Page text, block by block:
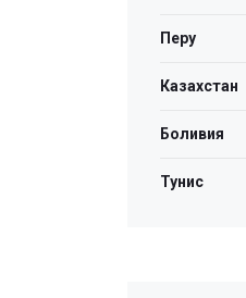
Перу
Казахстан
Боливия
Тунис